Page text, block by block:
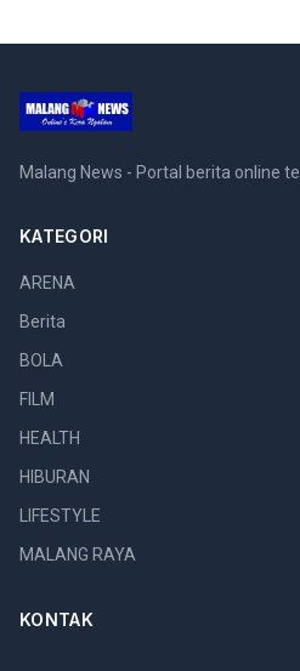
Malang News - Portal berita online
KATEGORI
ARENA
Berita
BOLA
FILM
HEALTH
HIBURAN
LIFESTYLE
MALANG RAYA
KONTAK